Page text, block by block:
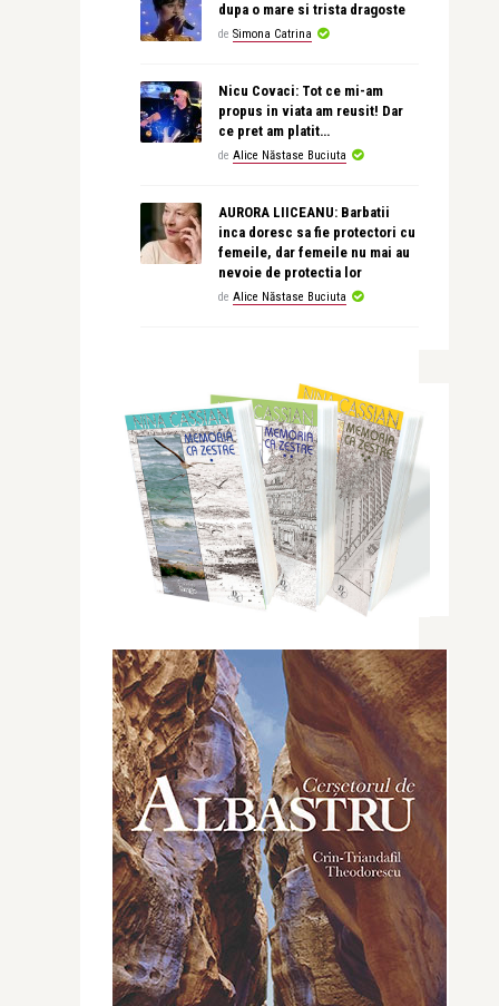
dupa o mare si trista dragoste
de Simona Catrina
Nicu Covaci: Tot ce mi-am
propus in viata am reusit! Dar
ce pret am platit…
de Alice Năstase Buciuta
AURORA LIICEANU: Barbatii
inca doresc sa fie protectori cu
femeile, dar femeile nu mai au
nevoie de protectia lor
de Alice Năstase Buciuta